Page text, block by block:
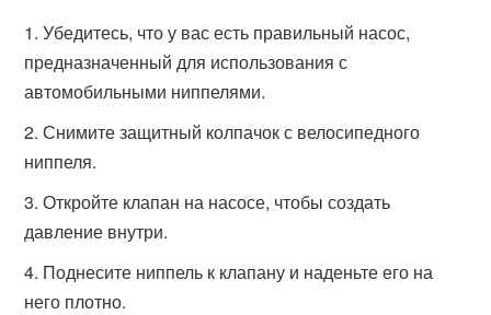
Убедитесь, что у вас есть правильный насос,
предназначенный для использования с
автомобильными ниппелями.
Снимите защитный колпачок с велосипедного
ниппеля.
Откройте клапан на насосе, чтобы создать
давление внутри.
Поднесите ниппель к клапану и наденьте его на
него плотно.